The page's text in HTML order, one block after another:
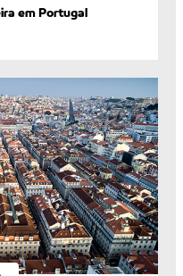
em Portugal